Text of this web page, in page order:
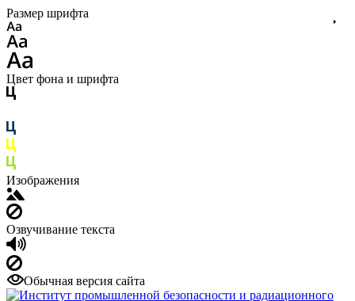
Размер шрифта
Цвет фона и шрифта
Изображения
Озвучивание текста
Обычная версия сайта